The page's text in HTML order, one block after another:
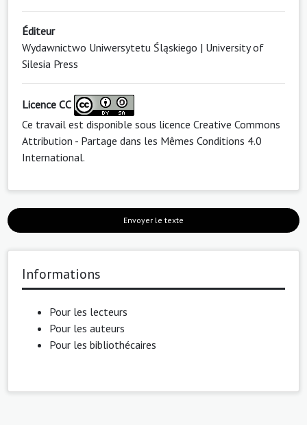
Éditeur
Wydawnictwo Uniwersytetu Śląskiego | University of
Silesia Press
Licence CC
Ce travail est disponible sous licence Creative Commons
Attribution - Partage dans les Mêmes Conditions 4.0
International.
Envoyer le texte
Informations
Pour les lecteurs
Pour les auteurs
Pour les bibliothécaires